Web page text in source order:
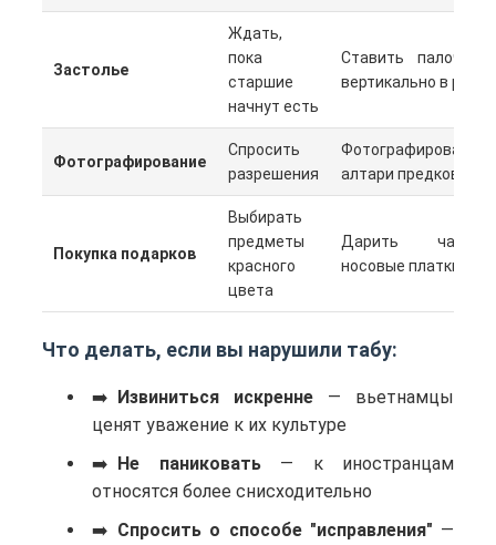
Застолье
Ждать,
пока
старшие
начнут есть
Ставить палочки
вертикально в рис
Фотографирование
Спросить
разрешения
Фотографировать
алтари предков
Покупка подарков
Выбирать
предметы
красного
цвета
Дарить часы,
носовые платки
Что делать, если вы нарушили табу:
Извиниться искренне — вьетнамцы
ценят уважение к их культуре
Не паниковать— к иностранцам
относятся более снисходительно
Спросить о способе "исправления" —